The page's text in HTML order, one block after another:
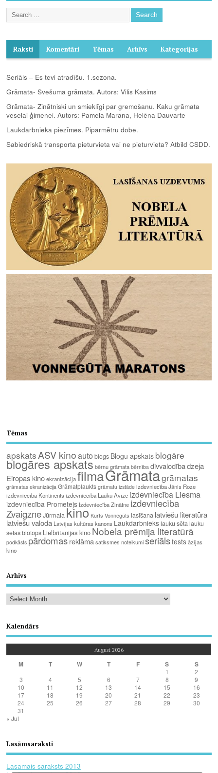
Raksti Komentāri Tēmas Arhīvs Kategorijas
Seriāls – Es tevi atradīšu. 1.sezona.
Grāmata- Svešuma grāmata. Autors: Vilis Kasims
Grāmata- Zinātniski un smieklīgi par gremošanu. Kaku grāmata
veselai ģimenei. Autors: Pamela Marana, Helēna Dauvarte
Laukdarbnieka piezīmes. Piparmētru dobe.
Sabiedriskā transporta pieturvieta vai ne pieturvieta? Atbild CSDD.
Tēmas
apskats ASV kinoauto blogs Blogu apskats blogāre
blogāres apskats bērnu grāmata bērnība divvalodībadzeja
Eiropas kino ekranizācija filmaGrāmatagrāmatas
grāmatas ekranizācija Grāmatplaukts grāmatu izstāde izdevniecība Jānis Roze
izdevniecība Kontinents izdevniecība Lauku Avīze izdevniecība Liesma
izdevniecība Prometejs Izdevniecība Zinātne izdevniecība
ZvaigzneJūrmala kino Kurts Vonnegūts lasīšana latviešu literatūra
latviešu valoda Latvijas kultūras kanons Laukdarbniekslauku sētalauku
sētas biotops Lielbritānijas kino Nobela prēmija literatūrā
podkāsts pārdomasreklāma satiksmes noteikumi seriālstests āzijas
kino
Arhīvs
Kalendārs
August 2026
M T W T F S S
1
2
3
4 5 6 7 8
9
10
11 12 13 14 15
16
17
18 19 20 21 22
23
24
25 26 27 28 29
30
31
« Jul
Lasāmsaraksti
Lasāmais saraksts 2013